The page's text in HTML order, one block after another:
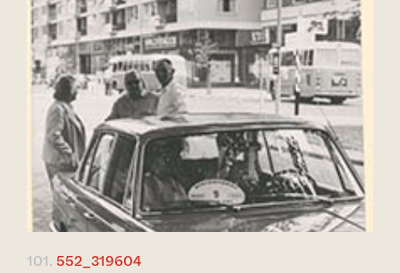
101. 552_319604